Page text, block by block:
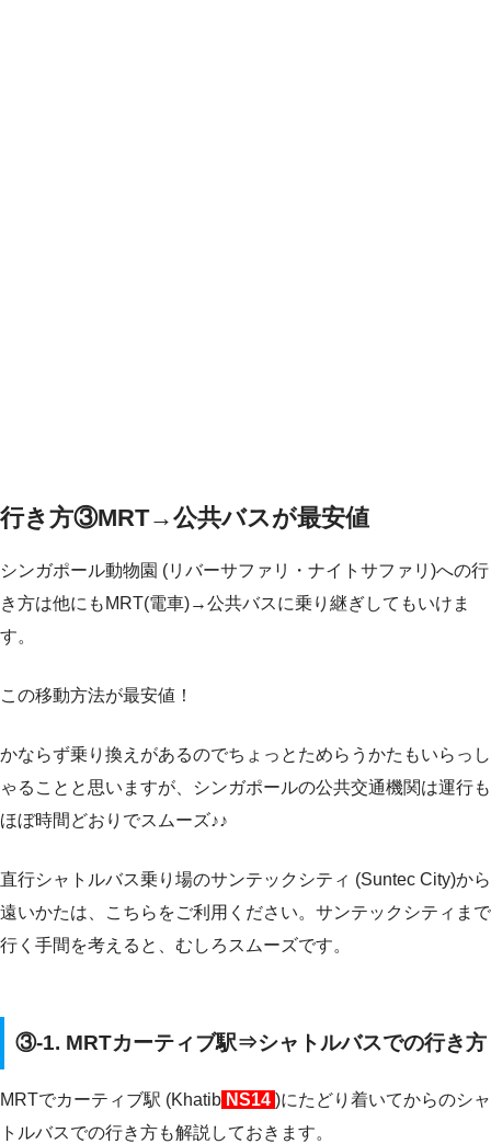
行き方③MRT→公共バスが最安値
シンガポール動物園 (リバーサファリ・ナイトサファリ)への行
き方は他にもMRT(電車)→公共バスに乗り継ぎしてもいけま
す。
この移動方法が最安値！
かならず乗り換えがあるのでちょっとためらうかたもいらっし
ゃることと思いますが、シンガポールの公共交通機関は運行も
ほぼ時間どおりでスムーズ♪♪
直行シャトルバス乗り場のサンテックシティ (Suntec City)から
遠いかたは、こちらをご利用ください。サンテックシティまで
行く手間を考えると、むしろスムーズです。
③-1. MRTカーティブ駅⇒シャトルバスでの行き方
MRTでカーティブ駅 (Khatib NS14 )にたどり着いてからのシャ
トルバスでの行き方も解説しておきます。